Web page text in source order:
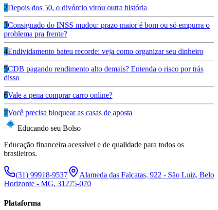
2Depois dos 50, o divórcio virou outra história
3Consignado do INSS mudou: prazo maior é bom ou só empurra o
problema pra frente?
4Endividamento bateu recorde: veja como organizar seu dinheiro
5CDB pagando rendimento alto demais? Entenda o risco por trás
disso
6Vale a pena comprar carro online?
7Você precisa bloquear as casas de aposta
Educando seu Bolso
Educação financeira acessível e de qualidade para todos os
brasileiros.
(31) 99918-9537
Alameda das Falcatas, 922 - São Luiz, Belo
Horizonte - MG, 31275-070
Plataforma